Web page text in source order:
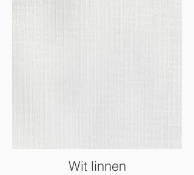
Wit linnen